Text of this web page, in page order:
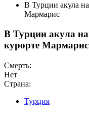
В Турции акула
Мармарис
В Турции акула
курорте Мармарис
Смерть:
Нет
Страна:
Турция